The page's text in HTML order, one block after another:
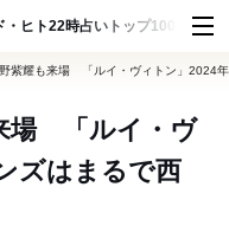
・ヒト22時占い トップ100 スナッ
紫耀も来場 「ルイ・ヴィトン」2024
場 「ルイ・ヴ
ズはまるで西